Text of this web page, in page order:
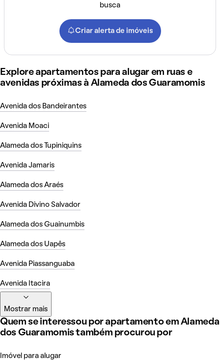
busca
Criar alerta de imóveis
Explore apartamentos para alugar em ruas e
avenidas próximas à Alameda dos Guaramomis
Avenida dos Bandeirantes
Avenida Moaci
Alameda dos Tupiniquins
Avenida Jamaris
Alameda dos Araés
Avenida Divino Salvador
Alameda dos Guainumbis
Alameda dos Uapês
Avenida Piassanguaba
Avenida Itacira
Mostrar mais
Quem se interessou por apartamento em Alameda
dos Guaramomis também procurou por
Imóvel para alugar